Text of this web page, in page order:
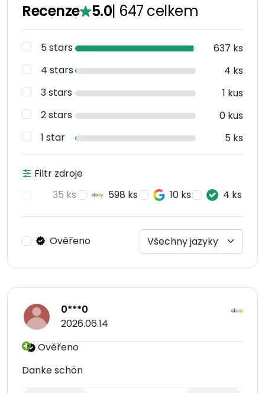
Recenze 5.0| 647 celkem
5 stars
637 ks
4 stars
4 ks
3 stars
1 kus
2 stars
0 kus
1 star
5 ks
Filtr zdroje
35 ks
598 ks 10 ks 4 ks
Ověřeno
0***0
2026.06.14
Ověřeno
Danke schön